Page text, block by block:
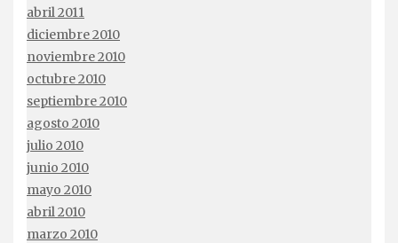
abril 2011
diciembre 2010
noviembre 2010
octubre 2010
septiembre 2010
agosto 2010
julio 2010
junio 2010
mayo 2010
abril 2010
marzo 2010